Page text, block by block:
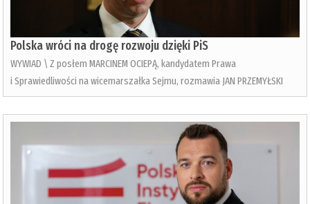
Polska wróci na drogę rozwoju dzięki PiS
WYWIAD \ Z posłem MARCINEM OCIEPĄ, kandydatem Prawa
i Sprawiedliwości na wicemarszałka Sejmu, rozmawia JAN PRZEMYŁSKI